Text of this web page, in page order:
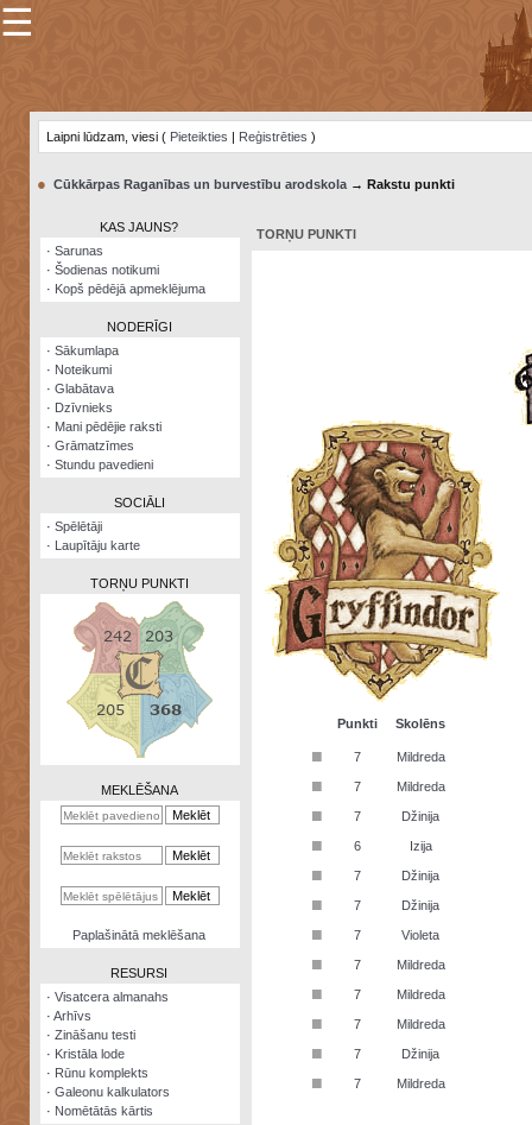
×
Šodienas
notikumi
Visatcera
almanahs
Arhīvs
Zināšanu
kalkulators
Nomētātās
☰
Laipni lūdzam, viesi ( Pieteikties | Reģistrēties )
● Cūkkārpas Raganības un burvestību arodskola → Rakstu punkti
KAS JAUNS?
·Sarunas
·Šodienas notikumi
· Kopš pēdējā apmeklējuma
NODERĪGI
·Sākumlapa
· Noteikumi
·Glabātava
· Dzīvnieks
· Mani pēdējie raksti
·Grāmatzīmes
·Stundu pavedieni
SOCIĀLI
·Spēlētāji
· Laupītāju karte
TORŅU PUNKTI
MEKLĒŠANA
Paplašinātā meklēšana
RESURSI
·Visatcera almanahs
·Arhīvs
·Zināšanu testi
· Kristāla lode
· Rūnu komplekts
·Galeonu kalkulators
· Nomētātās kārtis
TORŅU PUNKTI
Punkti Skolēns
■ 7 Mildreda
■ 7 Mildreda
■ 7 Džinija
■ 6 Izija
■ 7 Džinija
■ 7 Džinija
■ 7 Violeta
■ 7 Mildreda
■ 7 Mildreda
■ 7 Mildreda
■ 7 Džinija
■ 7 Mildreda